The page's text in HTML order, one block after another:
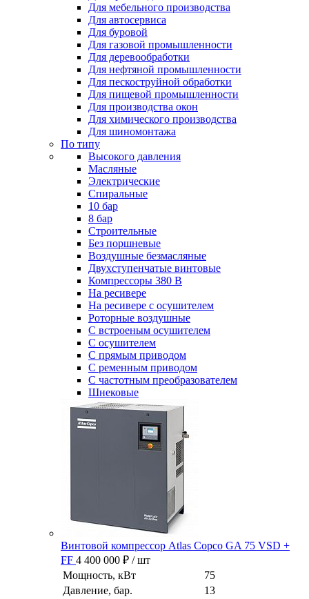
Для мебельного производства
Для автосервиса
Для буровой
Для газовой промышленности
Для деревообработки
Для нефтяной промышленности
Для пескоструйной обработки
Для пищевой промышленности
Для производства окон
Для химического производства
Для шиномонтажа
По типу
Высокого давления
Масляные
Электрические
Спиральные
10 бар
8 бар
Cтроительные
Без поршневые
Воздушные безмасляные
Двухступенчатые винтовые
Компрессоры 380 В
На ресивере
На ресивере с осушителем
Роторные воздушные
С встроеным осушителем
С осушителем
С прямым приводом
С ременным приводом
С частотным преобразователем
Шнековые
Винтовой компрессор Atlas Copco GA 75 VSD +
FF 4 400 000 ₽ / шт
Мощность, кВт
75
Давление, бар.
13